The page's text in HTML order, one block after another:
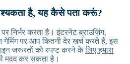
है, यह कैसे पता करूं?
निर्भर करता है। इंटरनेट ब्राउज़िंग,
पर आप कितनी देर खर्च करते हैं, इस
जरूरतों को स्पष्ट करने केलिए हमारा
मदद कर सकता है।